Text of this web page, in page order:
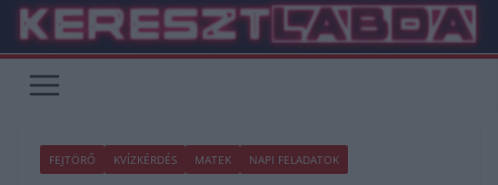
Skip
content
FEJTÖRŐ KVÍZKÉRDÉS MATEK NAPI FELADATOK